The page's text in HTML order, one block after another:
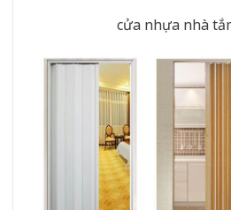
cửa nhựa nhà